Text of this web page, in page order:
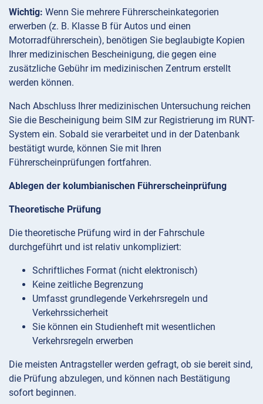
Wichtig: Wenn Sie mehrere Führerscheinkategorien
erwerben (z. B. Klasse B für Autos und einen
Motorradführerschein), benötigen Sie beglaubigte Kopien
Ihrer medizinischen Bescheinigung, die gegen eine
zusätzliche Gebühr im medizinischen Zentrum erstellt
werden können.
Nach Abschluss Ihrer medizinischen Untersuchung reichen
Sie die Bescheinigung beim SIM zur Registrierung im RUNT-
System ein. Sobald sie verarbeitet und in der Datenbank
bestätigt wurde, können Sie mit Ihren
Führerscheinprüfungen fortfahren.
Ablegen der kolumbianischen Führerscheinprüfung
Theoretische Prüfung
Die theoretische Prüfung wird in der Fahrschule
durchgeführt und ist relativ unkompliziert:
Schriftliches Format (nicht elektronisch)
Keine zeitliche Begrenzung
Umfasst grundlegende Verkehrsregeln und
Verkehrssicherheit
Sie können ein Studienheft mit wesentlichen
Verkehrsregeln erwerben
Die meisten Antragsteller werden gefragt, ob sie bereit sind,
die Prüfung abzulegen, und können nach Bestätigung
sofort beginnen.